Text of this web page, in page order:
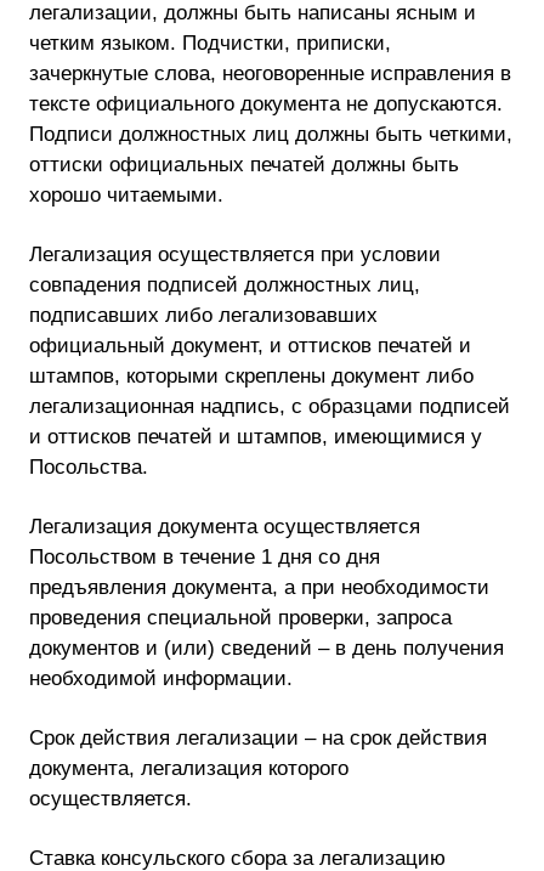
легализации, должны быть написаны ясным и
четким языком. Подчистки, приписки,
зачеркнутые слова, неоговоренные исправления в
тексте официального документа не допускаются.
Подписи должностных лиц должны быть четкими,
оттиски официальных печатей должны быть
хорошо читаемыми.
Легализация осуществляется при условии
совпадения подписей должностных лиц,
подписавших либо легализовавших
официальный документ, и оттисков печатей и
штампов, которыми скреплены документ либо
легализационная надпись, с образцами подписей
и оттисков печатей и штампов, имеющимися у
Посольства.
Легализация документа осуществляется
Посольством в течение 1 дня со дня
предъявления документа, а при необходимости
проведения специальной проверки, запроса
документов и (или) сведений – в день получения
необходимой информации.
Срок действия легализации – на срок действия
документа, легализация которого
осуществляется.
Ставка консульского сбора за легализацию